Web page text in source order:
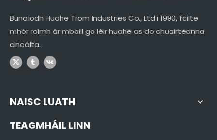
Bunaíodh Huahe Trom Industries Co., Ltd i 1990, fáilte
mhór roimh ár mbaill go léir huahe as do chuairteanna
cineálta.
NAISC LUATH
TEAGMHÁIL LINN